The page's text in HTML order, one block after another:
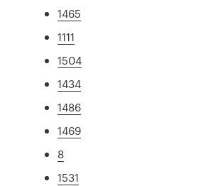
1465
1111
1504
1434
1486
1469
8
1531